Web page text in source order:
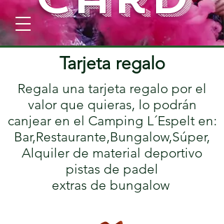
Reserve
Tarjeta regalo
Regala una tarjeta regalo por el
valor que quieras, lo podrán
canjear en el Camping L´Espelt en:
Bar,Restaurante,Bungalow,Súper,
Alquiler de material deportivo
pistas de padel
extras de bungalow